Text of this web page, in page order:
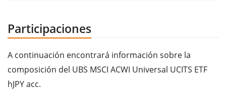
Participaciones
A continuación encontrará información sobre la
composición del UBS MSCI ACWI Universal UCITS ETF
hJPY acc.